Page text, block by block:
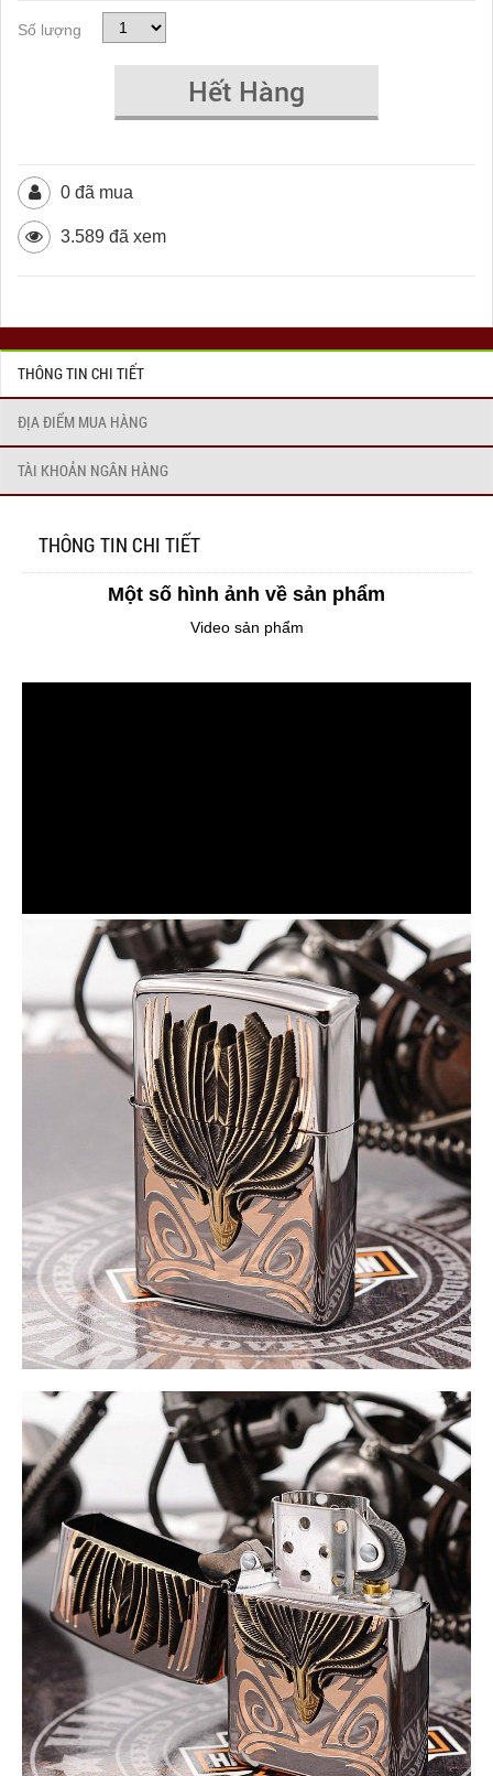
Số lượng
Hết Hàng
0 đã mua
3.589 đã xem
THÔNG TIN CHI TIẾT
ĐỊA ĐIỂM MUA HÀNG
TÀI KHOẢN NGÂN HÀNG
THÔNG TIN CHI TIẾT
Một số hình ảnh về sản phẩm
Video sản phẩm